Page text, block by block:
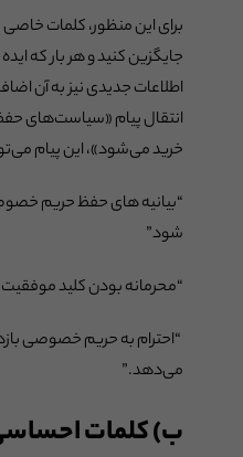
برای این منظور، کلمات
جایگزین کنید و هر بار که
اطلاعات جدیدی نیز به آن
انتقال پیام «سیاست‌های
خرید می‌شود»، این پیام
“بیانیه های حفظ حریم
شود”
“محرمانه بودن کلید
“احترام به حریم خصوصی
می‌دهد.”
ب) کلمات